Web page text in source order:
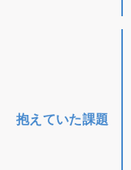
抱えていた課題